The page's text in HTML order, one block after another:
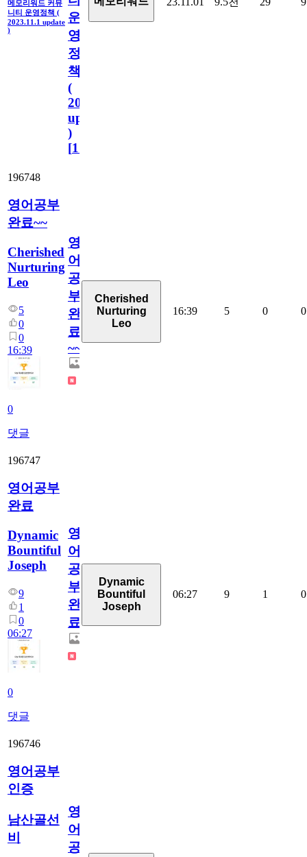
메모리워드 커뮤
니티 운영정책 (
2023.11.1 update
)
운
영
정
책
(
2023.11.1
update
)
[110
196748
영어공부
완료~~
Cherished
Nurturing
Leo
5
0
0
16:39
0
댓글
영
어
공
부
완
료
~~
Cherished
Nurturing
Leo
16:39 5 0 0
196747
영어공부
완료
Dynamic
Bountiful
Joseph
9
1
0
06:27
0
댓글
영
어
공
부
완
료
Dynamic
Bountiful
Joseph
06:27 9 1 0
196746
영어공부
인증
남산골선
비
영
어
공